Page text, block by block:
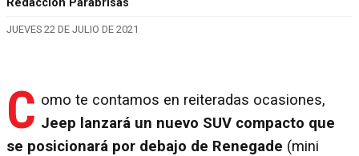
Redacción Parabrisas
JUEVES 22 DE JULIO DE 2021
C omo te contamos en reiteradas ocasiones,
Jeep lanzará un nuevo SUV compacto que
se posicionará por debajo de Renegade (mini